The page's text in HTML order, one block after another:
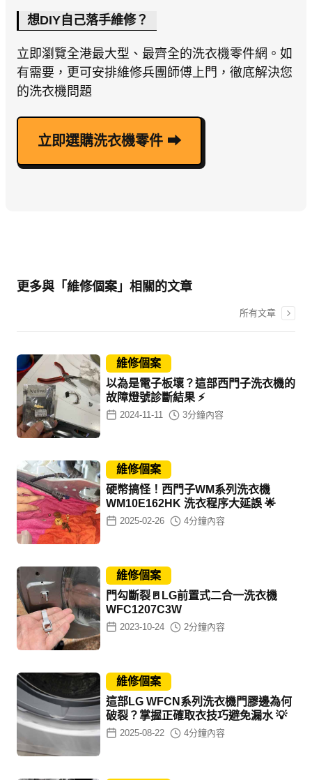
想DIY自己落手維修？
立即瀏覽全港最大型、最齊全的洗衣機零件網。如
有需要，更可安排維修兵團師傅上門，徹底解決您
的洗衣機問題
立即選購洗衣機零件 ⮕
更多與「維修個案」相關的文章
所有文章
維修個案
以為是電子板壞？這部西門子洗衣機的
故障燈號診斷結果 ⚡
2024-11-11 3分鐘內容
維修個案
硬幣搞怪！西門子WM系列洗衣機
WM10E162HK 洗衣程序大延誤 🌟
2025-02-26 4分鐘內容
維修個案
門勾斷裂🚪LG前置式二合一洗衣機
WFC1207C3W
2023-10-24 2分鐘內容
維修個案
這部LG WFCN系列洗衣機門膠邊為何
破裂？掌握正確取衣技巧避免漏水 💡
2025-08-22 4分鐘內容